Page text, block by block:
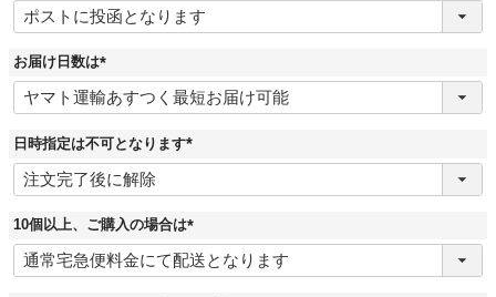
必
須
お届け日数は
(
必
須
日時指定は不可となります
(
須
10個以上、ご購入の場合は
(
必
須